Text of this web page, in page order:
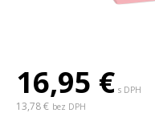
16,95 € s DPH
13,78 € bez DPH